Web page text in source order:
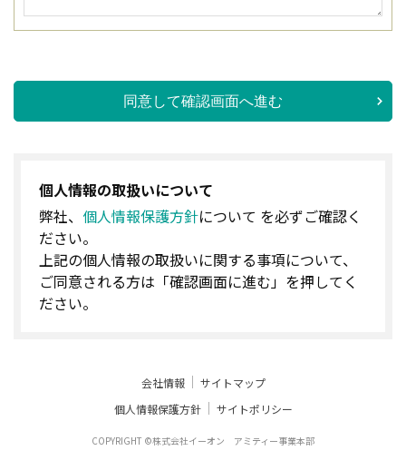
同意して確認画面へ進む
個人情報の取扱いについて
弊社、 個人情報保護方針について を必ずご確認く
ださい。
上記の個人情報の取扱いに関する事項について、
ご同意される方は「確認画面に進む」を押してく
ださい。
会社情報
サイトマップ
個人情報保護方針
サイトポリシー
COPYRIGHT ©株式会社イーオン アミティー事業本部